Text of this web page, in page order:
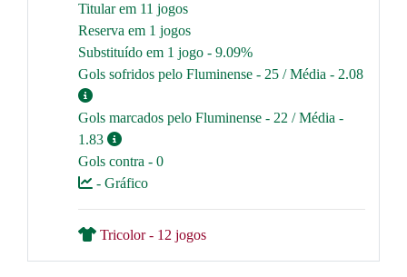
Titular em 11 jogos
Reserva em 1 jogos
Substituído em 1 jogo - 9.09%
Gols sofridos pelo Fluminense - 25 / Média - 2.08
Gols marcados pelo Fluminense - 22 / Média -
1.83
Gols contra - 0
- Gráfico
Tricolor - 12 jogos